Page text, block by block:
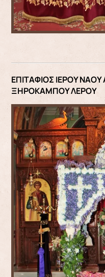
ΕΠΙΤΑΦΙΟΣ ΙΕΡΟΥ
ΞΗΡΟΚΑΜΠΟΥ ΛΕΡΟΥ